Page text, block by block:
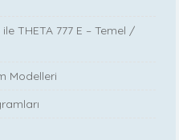
THETA 777 E – Temel /
Modelleri